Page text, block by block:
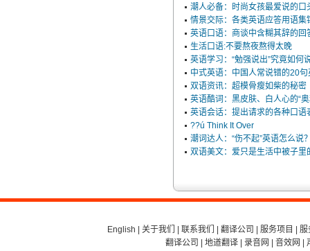
潮人必备：时尚女孩最爱说的口
情景交际：各类英语应答用语集
英语口语：商谈中含糊其辞的回
生活口语:不要熬夜熬得太晚
英语学习：“勉强说出”究竟如何
中式英语：中国人常说错的20句
双语资讯：超模骨瘦如柴的秘密
英语酷词：黑皮肤、白人心的“奥
英语会话：提出请求的各种口语
??ú Think It Over
潮词达人：“伤不起”英语怎么说
双语美文：爱只是生活中被子里
English 关于我们 联系我们 翻译公司 服务项目
服
翻译公司
地道翻译| 录音网 音效网